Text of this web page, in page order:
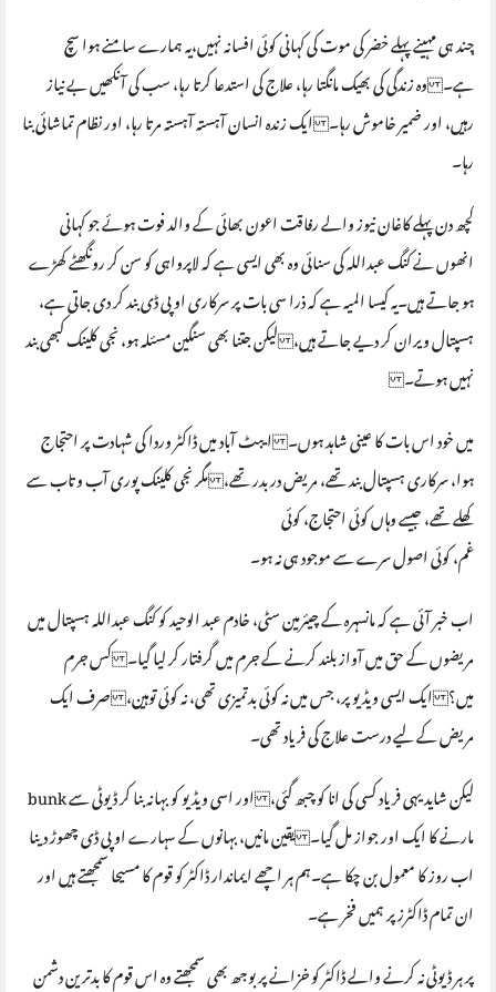
چند ہی مہینے پہلے خضر کی موت کی کہانی کوئی افسانہ نہیں،یہ ہمارے سامنے ہوا سچ
ہے۔ وہ زندگی کی بھیک مانگتا رہا، علاج کی استدعا کرتا رہا، سب کی آنکھیں بے نیاز
رہیں، اور ضمیر خاموش رہا۔ ایک زندہ انسان آہستہ آہستہ مرتا رہا، اور نظام تماشائی بنا
رہا۔
کچھ دن پہلے کاغان نیوز والے رفاقت اعون بھائی کے والد فوت ہوئے جو کہانی
انھوں نے کنگ عبداللہ کی سنائی وہ بھی ایسی ہے کہ لاپرواہی کو سن کر رونگھٹے کھڑے
ہو جاتے ہیں۔یہ کیسا المیہ ہے کہ ذرا سی بات پر سرکاری او پی ڈی بند کر دی جاتی ہے،
ہسپتال ویران کر دیے جاتے ہیں، لیکن جتنا بھی سنگین مسئلہ ہو، نجی کلینک کبھی بند
نہیں ہوتے۔
میں خود اس بات کا عینی شاہد ہوں۔ ایبٹ آباد میں ڈاکٹر وردا کی شہادت پر احتجاج
ہوا، سرکاری ہسپتال بند تھے، مریض در بدر تھے، مگر نجی کلینک پوری آب و تاب سے
کھلے تھے، جیسے وہاں کوئی احتجاج، کوئی
غم، کوئی اصول سرے سے موجود ہی نہ ہو۔
اب خبر آئی ہے کہ مانسہرہ کے چیئرمین سٹی، خادم عبد الوحید کو کنگ عبداللہ ہسپتال میں
مریضوں کے حق میں آواز بلند کرنے کے جرم میں گرفتار کر لیا گیا۔ کس جرم
میں؟ ایک ایسی ویڈیو پر، جس میں نہ کوئی بدتمیزی تھی، نہ کوئی توہین، صرف ایک
مریض کے لیے درست علاج کی فریاد تھی۔
لیکن شاید یہی فریاد کسی کی انا کو چبھ گئی، اور اسی ویڈیو کو بہانہ بنا کر ڈیوٹی سے bunk
مارنے کا ایک اور جواز مل گیا۔ یقین مانیں، بہانوں کے سہارے او پی ڈی چھوڑ دینا
اب روز کا معمول بن چکا ہے۔ہم ہر اچھے ایماندار ڈاکٹر کو قوم کا مسیحا سمجھتے ہیں اور
ان تمام ڈاکٹرز پر ہمیں فخر ہے۔
پر ہر ڈیوٹی نہ کرنے والے ڈاکٹر کو خزانے پر بوجھ بھی سمجھتے وہ اس قوم کا بدترین دشمن